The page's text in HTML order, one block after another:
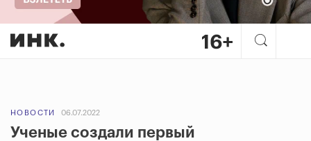
НОВОСТИ 06.07.2022
Ученые создали первый